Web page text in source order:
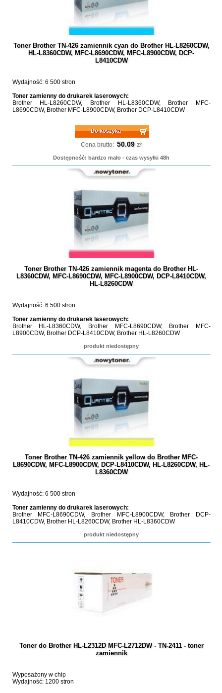
Toner Brother TN-426 zamiennik cyan do Brother HL-L8260CDW,
HL-L8360CDW, MFC-L8690CDW, MFC-L8900CDW, DCP-
L8410CDW
Wydajność: 6 500 stron
Toner zamienny do drukarek laserowych:
Brother HL-L8260CDW, Brother HL-L8360CDW, Brother MFC-
L8690CDW, Brother MFC-L8900CDW, Brother DCP-L8410CDW
Do koszyka
Cena brutto: 50.09 zł
Dostępność: bardzo mało - czas wysyłki 48h
Toner Brother TN-426 zamiennik magenta do Brother HL-
L8360CDW, MFC-L8690CDW, MFC-L8900CDW, DCP-L8410CDW,
HL-L8260CDW
Wydajność: 6 500 stron
Toner zamienny do drukarek laserowych:
Brother HL-L8360CDW, Brother MFC-L8690CDW, Brother MFC-
L8900CDW, Brother DCP-L8410CDW, Brother HL-L8260CDW
produkt niedostępny
Toner Brother TN-426 zamiennik yellow do Brother MFC-
L8690CDW, MFC-L8900CDW, DCP-L8410CDW, HL-L8260CDW, HL-
L8360CDW
Wydajność: 6 500 stron
Toner zamienny do drukarek laserowych:
Brother MFC-L8690CDW, Brother MFC-L8900CDW, Brother DCP-
L8410CDW, Brother HL-L8260CDW, Brother HL-L8360CDW
produkt niedostępny
Toner do Brother HL-L2312D MFC-L2712DW - TN-2411 - toner
zamiennik
Wyposażony w chip
Wydajność: 1200 stron